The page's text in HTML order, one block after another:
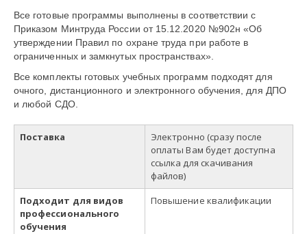
Все готовые программы выполнены в соответствии с
Приказом Минтруда России от 15.12.2020 №902н «Об
утверждении Правил по охране труда при работе в
ограниченных и замкнутых пространствах».
Все комплекты готовых учебных программ подходят для
очного, дистанционного и электронного обучения, для ДПО
и любой СДО.
Поставка
Электронно (сразу после
оплаты Вам будет доступна
ссылка для скачивания
файлов)
Подходит для видов
профессионального
обучения
Повышение квалификации